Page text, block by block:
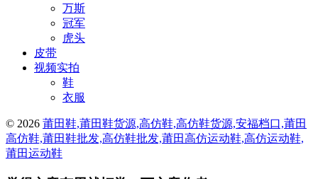
万斯
冠军
虎头
皮带
视频实拍
鞋
衣服
© 2026 莆田鞋,莆田鞋货源,高仿鞋,高仿鞋货源,安福档口,莆田
高仿鞋,莆田鞋批发,高仿鞋批发,莆田高仿运动鞋,高仿运动鞋,
莆田运动鞋